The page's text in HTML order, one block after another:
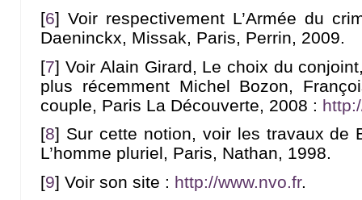
[6]Voir respectivement L’Armée du
Daeninckx, Missak, Paris, Perrin, 2009.
[7]Voir Alain Girard, Le choix du
plus récemment Michel Bozon,
couple, Paris La Découverte, 2008 :
[8] Sur cette notion, voir les travaux de
L’homme pluriel, Paris, Nathan, 1998.
[9]Voir son site : http://www.nvo.fr.